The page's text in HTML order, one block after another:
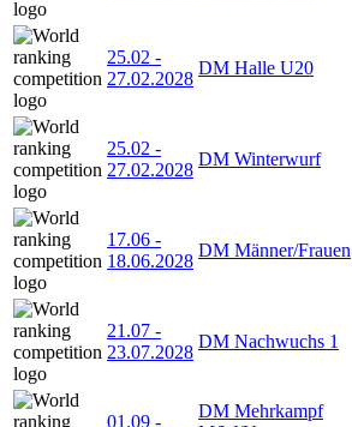
25.02 -
27.02.2028
DM Halle U20
25.02 -
27.02.2028
DM Winterwurf
17.06 -
18.06.2028
DM Männer/Frauen
21.07 -
23.07.2028
DM Nachwuchs 1
01.09 -
DM Mehrkampf